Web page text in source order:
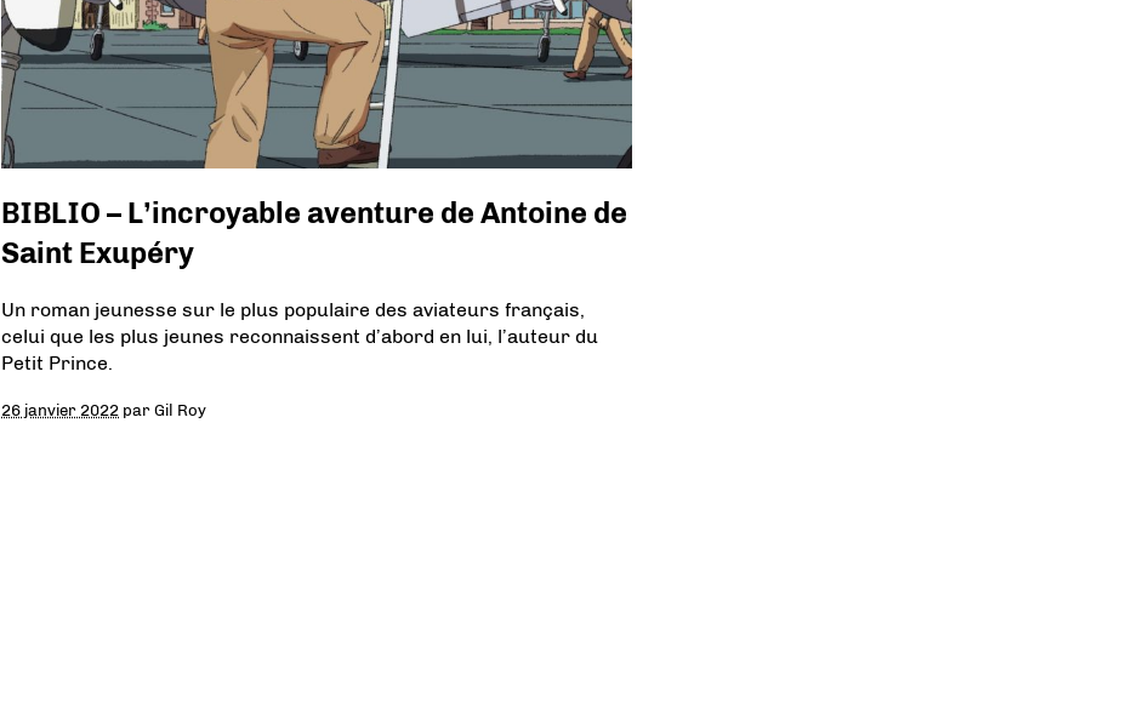
BIBLIO – L’incroyable aventure de Antoine de
Saint Exupéry
Un roman jeunesse sur le plus populaire des aviateurs français,
celui que les plus jeunes reconnaissent d’abord en lui, l’auteur du
Petit Prince.
26 janvier 2022 parGil Roy